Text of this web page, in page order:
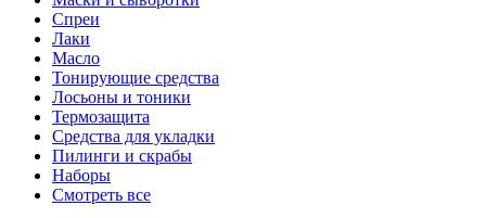
Спреи
Лаки
Масло
Тонирующие средства
Лосьоны и тоники
Термозащита
Средства для укладки
Пилинги и скрабы
Наборы
Смотреть все